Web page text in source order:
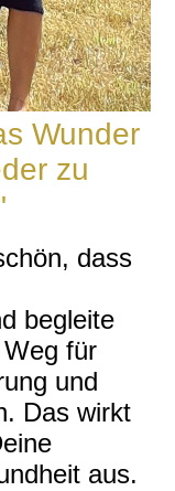
Wunder
zu
dass
begleite
für
und
Das wirkt
aus.